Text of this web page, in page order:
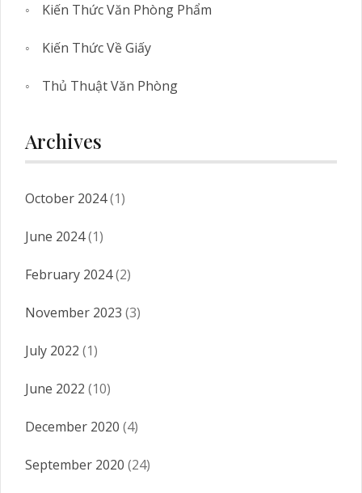
Kiến Thức Văn Phòng Phẩm
Kiến Thức Về Giấy
Thủ Thuật Văn Phòng
Archives
October 2024(1)
June 2024(1)
February 2024(2)
November 2023 (3)
July 2022 (1)
June 2022 (10)
December 2020 (4)
September 2020 (24)